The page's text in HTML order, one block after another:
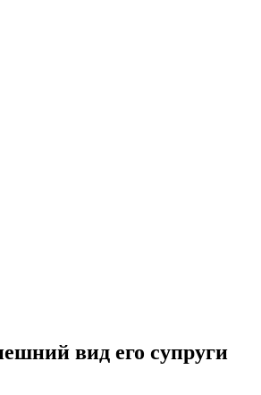
вид его супруги